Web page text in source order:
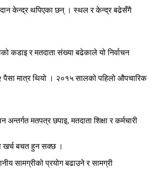
केन्द्र थपिएका छन् । स्थल र केन्द्र बढेसँगै
कडाइ र मतदाता संख्या बढेकाले यो निर्वाचन
पैसा मात्र थियो । २०१५ सालको पहिलो औपचारिक
मतपत्र छपाइ, मतदाता शिक्षा र कर्मचारी
खर्च बचत हुन सक्छ ।
सामग्रीको प्रयोग बढाउने र सामग्री